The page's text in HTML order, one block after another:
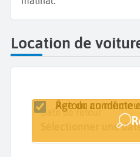
Location de
Lieu de retrait
Date de retrait
Sélectionner une
Date de retour
Sélectionner une
Retour au même
Âge du